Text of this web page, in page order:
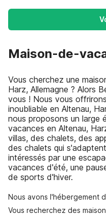
Maison-de-
Vous cherchez une
Harz, Allemagne ? Alors
vous ! Nous vous
inoubliable en Altenau,
nous proposons un large
vacances en Altenau,
villas, des chalets, des
des chalets qui
intéressés par une
vacances d'été, une
de sports d'hiver.
Nous avons l'hébergement
Vous recherchez des